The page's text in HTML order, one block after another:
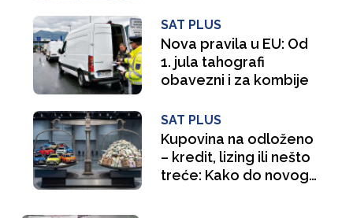
smete zaboraviti pre
puta
SAT PLUS
Nova pravila u EU: Od
1. jula tahografi
obavezni i za kombije
SAT PLUS
Kupovina na odloženo
– kredit, lizing ili nešto
treće: Kako do novog